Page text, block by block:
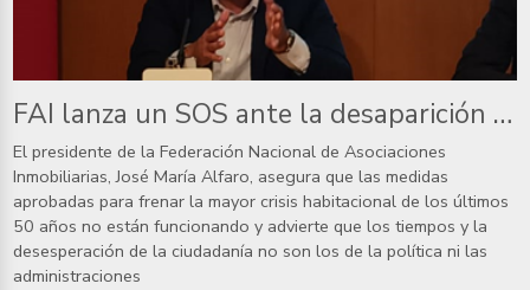
FAI lanza un SOS ante la desaparición del mercado de más de un tercio de las viviendas de alquiler habitual en 2024
El presidente de la Federación Nacional de Asociaciones
Inmobiliarias, José María Alfaro, asegura que las medidas
aprobadas para frenar la mayor crisis habitacional de los últimos
50 años no están funcionando y advierte que los tiempos y la
desesperación de la ciudadanía no son los de la política ni las
administraciones